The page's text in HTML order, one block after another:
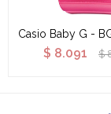
Casio Baby G -
$ 8.091 $